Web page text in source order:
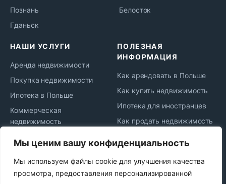
Мы ценим вашу конфиденциальность
Мы используем файлы cookie для улучшения качества
просмотра, предоставления персонализированной
Познань
Гданьск
Белосток
НАШИ УСЛУГИ
Аренда недвижимости
Покупка недвижимости
Ипотека в Польше
Коммерческая
недвижимость
сопровождение
Сдача в аренду
Продажа недвижимости
ПОЛЕЗНАЯ
ИНФОРМАЦИЯ
Как арендовать в Польше
Как купить недвижимость
Ипотека для иностранцев
Как продать недвижимость
Новости рынка
Политика
конфиденциальности